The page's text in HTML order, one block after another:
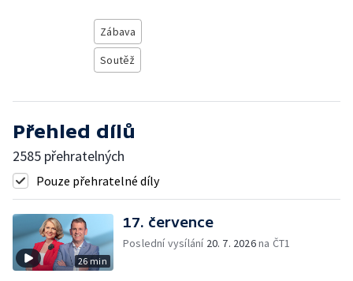
Zábava
Soutěž
Přehled dílů
2585 přehratelných
Pouze přehratelné díly
26 min
17. července
Poslední vysílání 20. 7. 2026na ČT1